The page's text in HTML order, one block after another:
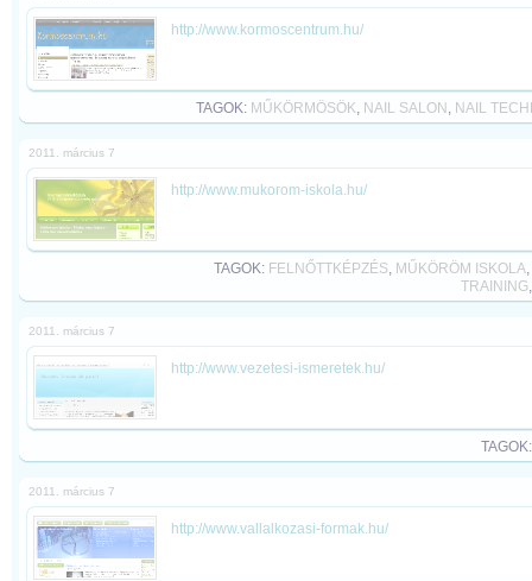
http://www.kormoscentrum.hu/
TAGOK: MŰKÖRMÖSÖK, NAIL SALON , NAIL
2011. március 7
http://www.mukorom-iskola.hu/
TAGOK: FELNŐTTKÉPZÉS, MŰKÖRÖM ISKOLA,
TRAINING
2011. március 7
http://www.vezetesi-ismeretek.hu/
2011. március 7
http://www.vallalkozasi-formak.hu/